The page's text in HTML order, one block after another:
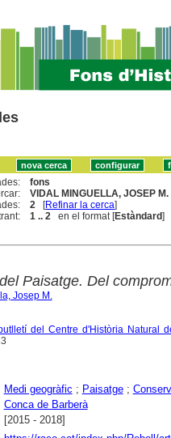
fons
VIDAL MINGUELLA, JOSEP M.
2 [Refinar la cerca]
1 .. 2 en el format [Estàndard]
Paisatge. Del
Josep M.
del Centre d'Història Natural
Medi geogràfic ; Paisatge;
Conca de Barberà
[2015 - 2018]